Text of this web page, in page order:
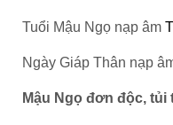
Tuổi Mậu Ngọ nạp âm
Ngày Giáp Thân nạp
Mậu Ngọ đơn độc, tủi